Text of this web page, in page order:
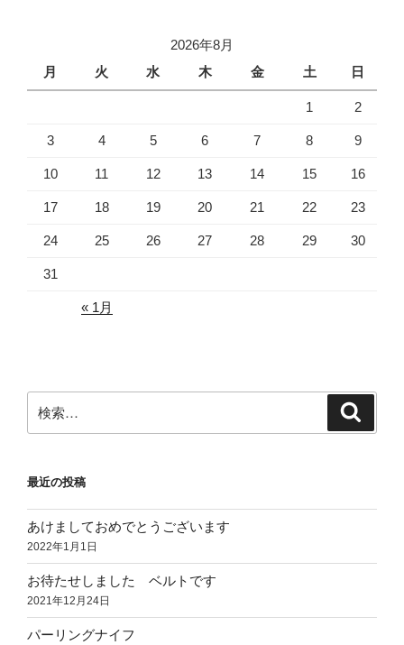
ョ
2026年8月
月
火 水 木 金 土 日
1 2
3 4 5 6 7 8 9
10 11 12 13 14 15 16
17 18 19 20 21 22 23
24 25 26 27 28 29 30
31
« 1月
索:
最近の投稿
あけましておめでとうございます
2022年1月1日
お待たせしました ベルトです
2021年12月24日
パーリングナイフ